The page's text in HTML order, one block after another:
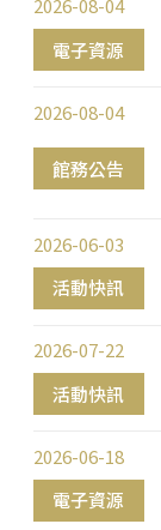
電子資源
2026-08-04
館務公告
2026-08-04
活動快訊
2026-06-03
活動快訊
2026-07-22
電子資源
2026-06-18